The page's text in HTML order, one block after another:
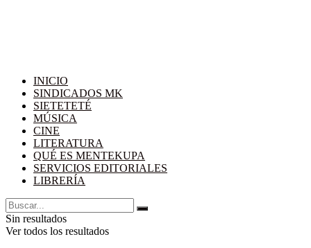
INICIO
SINDICADOS MK
SIETETETÉ
MÚSICA
CINE
LITERATURA
QUÉ ES MENTEKUPA
SERVICIOS EDITORIALES
LIBRERÍA
Sin resultados
Ver todos los resultados